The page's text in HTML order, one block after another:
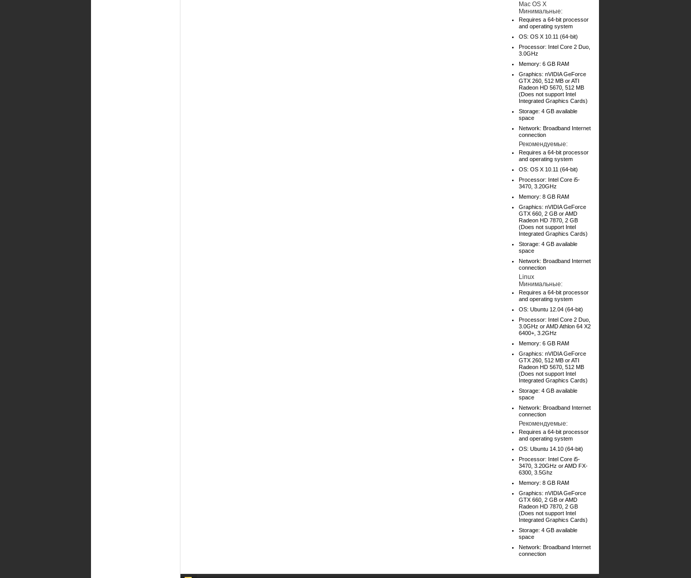
Mac OS X
Минимальные:
Requires a 64-bit processor
and operating system
OS: OS X 10.11 (64-bit)
Processor: Intel Core 2 Duo,
3.0GHz
Memory: 6 GB RAM
Graphics: nVIDIA GeForce
GTX 260, 512 MB or ATI
Radeon HD 5670, 512 MB
(Does not support Intel
Integrated Graphics Cards)
Storage: 4 GB available
space
Network: Broadband Internet
connection
Рекомендуемые:
Requires a 64-bit processor
and operating system
OS: OS X 10.11 (64-bit)
Processor: Intel Core i5-
3470, 3.20GHz
Memory: 8 GB RAM
Graphics: nVIDIA GeForce
GTX 660, 2 GB or AMD
Radeon HD 7870, 2 GB
(Does not support Intel
Integrated Graphics Cards)
Storage: 4 GB available
space
Network: Broadband Internet
connection
Linux
Минимальные:
Requires a 64-bit processor
and operating system
OS: Ubuntu 12.04 (64-bit)
Processor: Intel Core 2 Duo,
3.0GHz or AMD Athlon 64 X2
6400+, 3.2GHz
Memory: 6 GB RAM
Graphics: nVIDIA GeForce
GTX 260, 512 MB or ATI
Radeon HD 5670, 512 MB
(Does not support Intel
Integrated Graphics Cards)
Storage: 4 GB available
space
Network: Broadband Internet
connection
Рекомендуемые:
Requires a 64-bit processor
and operating system
OS: Ubuntu 14.10 (64-bit)
Processor: Intel Core i5-
3470, 3.20GHz or AMD FX-
6300, 3.5Ghz
Memory: 8 GB RAM
Graphics: nVIDIA GeForce
GTX 660, 2 GB or AMD
Radeon HD 7870, 2 GB
(Does not support Intel
Integrated Graphics Cards)
Storage: 4 GB available
space
Network: Broadband Internet
connection